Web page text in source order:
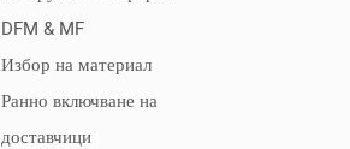
DFM & MF
Избор на материал
Ранно включване на
доставчици